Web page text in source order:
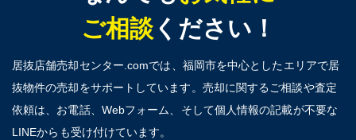
ご相談ください！
居抜店舗売却センター.comでは、福岡市を中心としたエリアで居
抜物件の売却をサポートしています。売却に関するご相談や査定
依頼は、お電話、Webフォーム、そして個人情報の記載が不要な
LINEからも受け付けています。